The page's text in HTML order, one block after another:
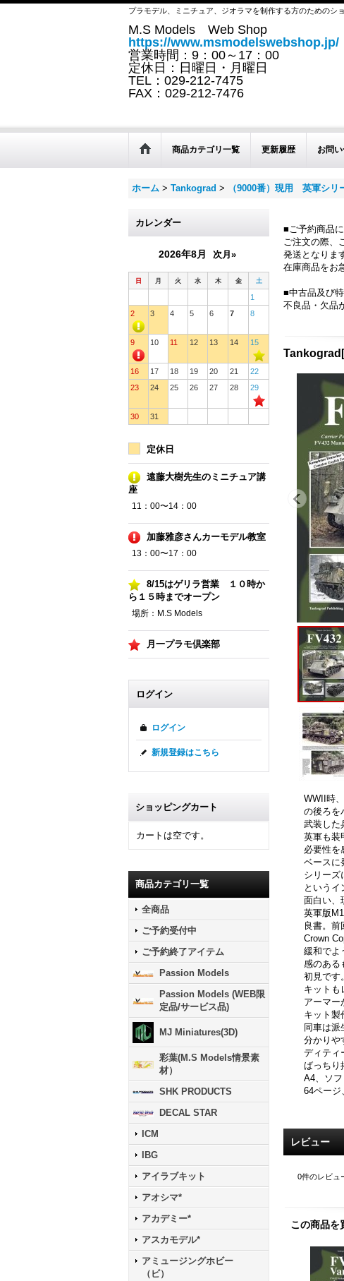
プラモデル、ミニチュア、ジオラマを制作する方のためのシ
M.S Models Web Shop
https://www.msmodelswebshop.jp/
営業時間：9：00～17：00
定休日：日曜日・月曜日
TEL：029-212-7475
FAX：029-212-7476
商品カテゴリ一覧 更新履歴 お問
ホーム > Tankograd > （9000番）現用 英軍シリ
カレンダー
2026年8月 次月»
日 月 火 水 木 金 土
1
2
3 4 5 6 7 8
9 10 11 12 13 14 15
16 17 18 19 20 21
22
23
24 25 26 27 28 29
30 31
定休日
遠藤大樹先生のミニチュア講
座
11：00〜14：00
加藤雅彦さんカーモデル教室
13：00〜17：00
8/15はゲリラ営業 １０時か
ら１５時までオープン
場所：M.S Models
月一プラモ倶楽部
ログイン
ログイン
新規登録はこちら
ショッピングカート
カートは空です。
商品カテゴリ一覧
全商品
ご予約受付中
ご予約終了アイテム
Passion Models
Passion Models (WEB限
定品/サービス品)
MJ Miniatures(3D)
彩葉(M.S Models情景素
材）
SHK PRODUCTS
DECAL STAR
ICM
IBG
アイラブキット
アオシマ*
アカデミー*
アスカモデル*
アミュージングホビー
（ビ）
■ご予約商品
ご注文の際、
発送となりま
在庫商品をお
■中古品及び
不良品・欠品
WWII時
の後ろを
武装した
英軍も装
必要性を
ベースに
シリーズ
というイ
面白い、
英軍版
良書。前
Crown
緩和でよ
感のある
初見です
キットも
アーマー
キット製
同車は派
分かりや
ディティ
ばっちり
A4、ソ
64ページ
レビュー
0件のレビュ
この商品を